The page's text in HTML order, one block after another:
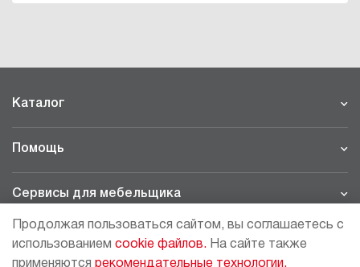
Каталог
Помощь
Сервисы для мебельщика
Продолжая пользоваться сайтом, вы соглашаетесь с
использованием cookie файлов. На сайте также
применяются рекомендательные технологии.